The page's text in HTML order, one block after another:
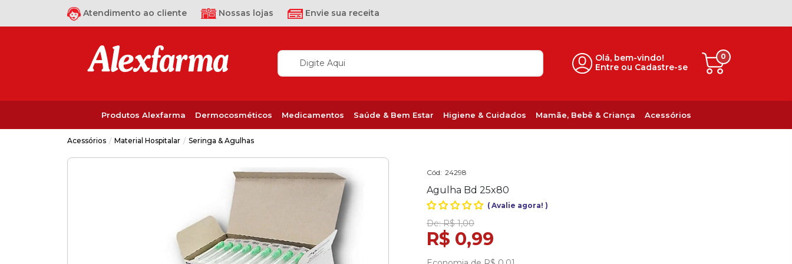
Atendimento ao cliente Nossas lojas Envie sua receita
Olá, bem-vindo!
Entre ou Cadastre-se
0
Produtos Alexfarma Dermocosméticos Medicamentos Saúde & Bem Estar Higiene & Cuidados Mamãe, Bebê & Criança Acessórios
Acessórios Material Hospitalar Seringa & Agulhas
Cód: 24298
Agulha Bd 25x80
(Avalie agora! )
De:R$ 1,00
R$ 0,99